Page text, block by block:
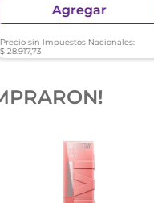
Agregar
Precio sin Impuestos Nacionales:
$ 28.917,73